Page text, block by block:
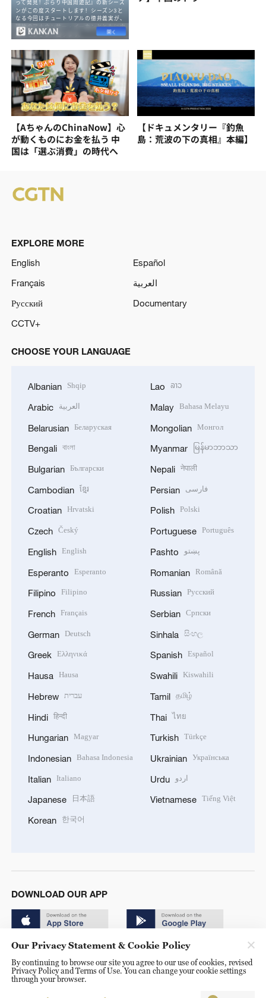
【AちゃんのChinaNow】心
が動くものにお金を払う 中
国は「選ぶ消費」の時代へ
【ドキュメンタリー『釣魚
島：荒波の下の真相』本編】
EXPLORE MORE
English
Español
Français
العربية
Русский
Documentary
CCTV+
CHOOSE YOUR LANGUAGE
Albanian Shqip
Arabic العربية
Belarusian Беларуская
Bengali বাংলা
Bulgarian Български
Cambodian ខ្មែរ
Croatian Hrvatski
Czech Český
English English
Esperanto Esperanto
Filipino Filipino
French Français
German Deutsch
Greek Ελληνικά
Hausa Hausa
Hebrew עברית
Hindi हिन्दी
Hungarian Magyar
Indonesian Bahasa Indonesia
Italian Italiano
Japanese 日本語
Korean 한국어
Lao ລາວ
Malay Bahasa Melayu
Mongolian Монгол
Myanmar မြန်မာဘာသာ
Nepali नेपाली
Persian فارسی
Polish Polski
Portuguese Português
Pashto پښتو
Romanian Română
Russian Русский
Serbian Српски
Sinhala සිංහල
Spanish Español
Swahili Kiswahili
Tamil தமிழ்
Thai ไทย
Turkish Türkçe
Ukrainian Українська
Urdu اردو
Vietnamese Tiếng Việt
DOWNLOAD OUR APP
© China Radio International.CRI. All Rights Reserved. 16A
Shijingshan Road, Beijing, China. 100040
Our Privacy Statement & Cookie Policy
By continuing to browse our site you agree to our use of cookies, revised
Privacy Policy and Terms of Use. You can change your cookie settings
through your browser.